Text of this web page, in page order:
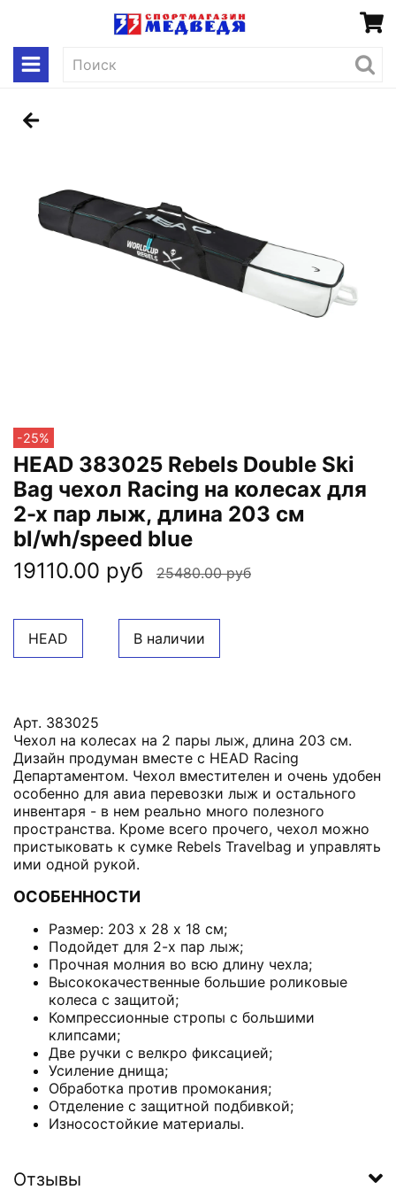
-25%
HEAD 383025 Rebels Double Ski
Bag чехол Racing на колесах для
2-х пар лыж, длина 203 см
bl/wh/speed blue
19110.00 руб
25480.00 руб
HEAD В наличии
Арт. 383025
Чехол на колесах на 2 пары лыж, длина 203 см.
Дизайн продуман вместе с HEAD Racing
Департаментом. Чехол вместителен и очень удобен
особенно для авиа перевозки лыж и остального
инвентаря - в нем реально много полезного
пространства. Кроме всего прочего, чехол можно
пристыковать к сумке Rebels Travelbag и управлять
ими одной рукой.
ОСОБЕННОСТИ
Размер: 203 х 28 х 18 см;
Подойдет для 2-х пар лыж;
Прочная молния во всю длину чехла;
Высококачественные большие роликовые
колеса с защитой;
Компрессионные стропы с большими
клипсами;
Две ручки с велкро фиксацией;
Усиление днища;
Обработка против промокания;
Отделение с защитной подбивкой;
Износостойкие материалы.
Отзывы